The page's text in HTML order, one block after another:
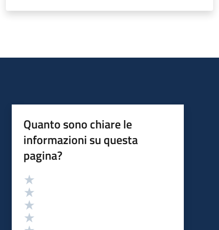
Quanto sono chiare le
informazioni su questa
pagina?
Valutazione